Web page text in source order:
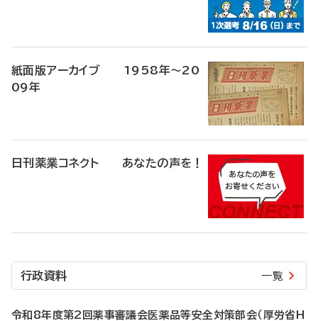
紙面版アーカイブ 1958年～20
09年
日刊薬業コネクト あなたの声を！
行政資料 一覧
令和8年度第2回薬事審議会医薬品等安全対策部会（厚労省H